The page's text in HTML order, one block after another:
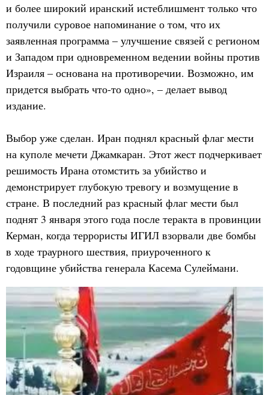
и более широкий иранский истеблишмент только что
получили суровое напоминание о том, что их
заявленная программа – улучшение связей с регионом
и Западом при одновременном ведении войны против
Израиля – основана на противоречии. Возможно, им
придется выбрать что-то одно», – делает вывод
издание.
Выбор уже сделан. Иран поднял красный флаг мести
на куполе мечети Джамкаран. Этот жест подчеркивает
решимость Ирана отомстить за убийство и
демонстрирует глубокую тревогу и возмущение в
стране. В последний раз красный флаг мести был
поднят 3 января этого года после теракта в провинции
Керман, когда террористы ИГИЛ взорвали две бомбы
в ходе траурного шествия, приуроченного к
годовщине убийства генерала Касема Сулеймани.